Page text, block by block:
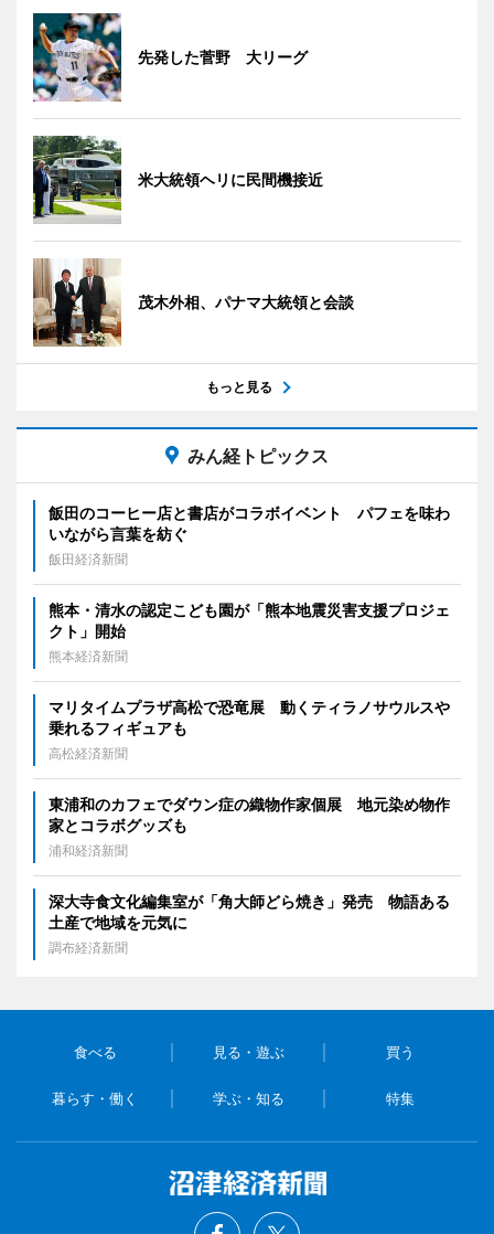
先発した菅野 大リーグ
米大統領ヘリに民間機接近
茂木外相、パナマ大統領と会談
もっと見る
みん経トピックス
飯田のコーヒー店と書店がコラボイベント パフェを味わ
いながら言葉を紡ぐ
飯田経済新聞
熊本・清水の認定こども園が「熊本地震災害支援プロジェ
クト」開始
熊本経済新聞
マリタイムプラザ高松で恐竜展 動くティラノサウルスや
乗れるフィギュアも
高松経済新聞
東浦和のカフェでダウン症の織物作家個展 地元染め物作
家とコラボグッズも
浦和経済新聞
深大寺食文化編集室が「角大師どら焼き」発売 物語ある
土産で地域を元気に
調布経済新聞
食べる 見る・遊ぶ 買う
暮らす・働く 学ぶ・知る 特集